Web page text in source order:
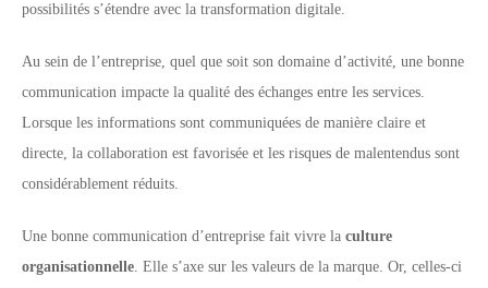
possibilités s’étendre avec la transformation digitale.
Au sein de l’entreprise, quel que soit son domaine d’activité, une bonne
communication impacte la qualité des échanges entre les services.
Lorsque les informations sont communiquées de manière claire et
directe, la collaboration est favorisée et les risques de malentendus sont
considérablement réduits.
Une bonne communication d’entreprise fait vivre la culture
organisationnelle. Elle s’axe sur les valeurs de la marque. Or, celles-ci